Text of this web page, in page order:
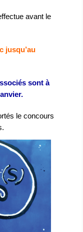
avant le
jusqu’au
sont à
le concours